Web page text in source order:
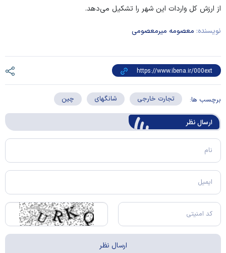
از ارزش کل واردات این شهر را تشکیل می‌دهد.
نویسنده: معصومه میرمعصومی
برچسب ها: تجارت خارجی شانگهای چین
ارسال‌ نظر